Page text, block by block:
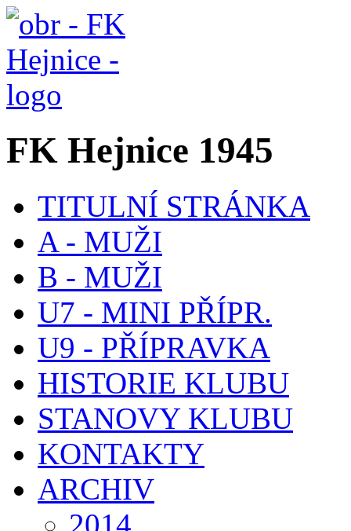
FK Hejnice 1945
TITULNÍ STRÁNKA
A - MUŽI
B - MUŽI
U7 - MINI PŘÍPR.
U9 - PŘÍPRAVKA
HISTORIE KLUBU
STANOVY KLUBU
KONTAKTY
ARCHIV
2014